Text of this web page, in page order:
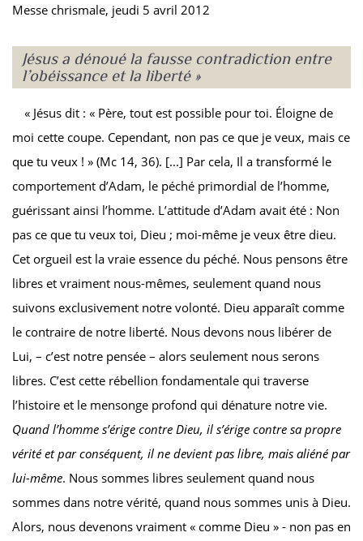
Messe chrismale, jeudi 5 avril 2012
Jésus a dénoué la fausse contradiction entre
l’obéissance et la liberté »
« Jésus dit : « Père, tout est possible pour toi. Éloigne de
moi cette coupe. Cependant, non pas ce que je veux, mais ce
que tu veux ! » (Mc 14, 36). [...] Par cela, Il a transformé le
comportement d’Adam, le péché primordial de l’homme,
guérissant ainsi l’homme. L’attitude d’Adam avait été : Non
pas ce que tu veux toi, Dieu ; moi-même je veux être dieu.
Cet orgueil est la vraie essence du péché. Nous pensons être
libres et vraiment nous-mêmes, seulement quand nous
suivons exclusivement notre volonté. Dieu apparaît comme
le contraire de notre liberté. Nous devons nous libérer de
Lui, – c’est notre pensée – alors seulement nous serons
libres. C’est cette rébellion fondamentale qui traverse
l’histoire et le mensonge profond qui dénature notre vie.
Quand l’homme s’érige contre Dieu, il s’érige contre sa propre
vérité et par conséquent, il ne devient pas libre, mais aliéné par
lui-même. Nous sommes libres seulement quand nous
sommes dans notre vérité, quand nous sommes unis à Dieu.
Alors, nous devenons vraiment « comme Dieu » - non pas en